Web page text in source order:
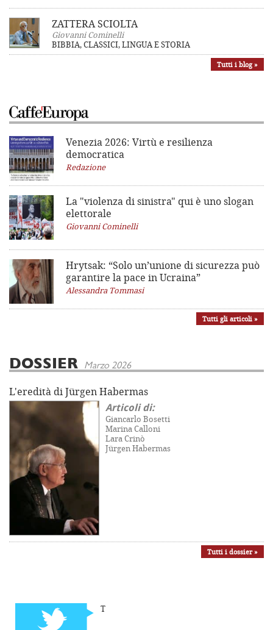
ZATTERA SCIOLTA
Giovanni Cominelli
BIBBIA, CLASSICI, LINGUA E STORIA
Tutti i blog »
Venezia 2026: Virtù e resilienza
democratica
Redazione
La "violenza di sinistra" qui è uno slogan
elettorale
Giovanni Cominelli
Hrytsak: “Solo un’unione di sicurezza può
garantire la pace in Ucraina”
Alessandra Tommasi
Tutti gli articoli »
DOSSIER Marzo 2026
L'eredità di Jürgen Habermas
Articoli di:
Giancarlo Bosetti
Marina Calloni
Lara Crinò
Jürgen Habermas
Tutti i dossier »
T